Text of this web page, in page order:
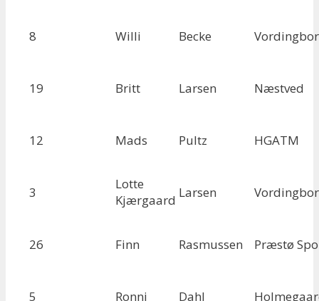
8 Willi Becke
19 Britt Larsen Næstved
12 Mads Pultz HGATM
3
Lotte
Kjærgaard Larsen
26 Finn Rasmussen Præstø
5 Ronni Dahl